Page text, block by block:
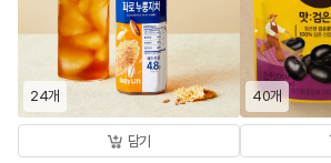
24개
담기
40개